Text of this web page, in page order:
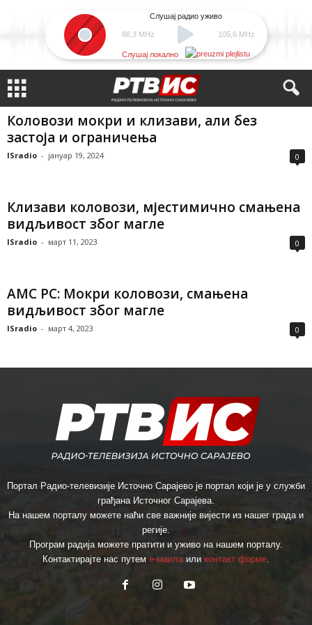
88,3 MHz
Слушај радио уживо
105,6 MHz
Слушај локално
Коловози мокри и клизави, али без
застоја и ограничења
ISradio - јануар 19, 2024 0
Клизави коловози, мјестимично смањена
видљивост због магле
ISradio - март 11, 2023 0
АМС РС: Мокри коловози, смањена
видљивост због магле
ISradio - март 4, 2023 0
Портал Радио-телевизије Источно Сарајево је портал који је у служби
грађана Источног Сарајева.
На нашем порталу можете наћи све важније вијести из нашег града и
регије.
Програм радија можете пратити и уживо на нашем порталу.
Контактирајте нас путем е-маилаили контакт форме.